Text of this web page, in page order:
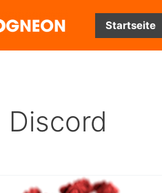
Startseite
Discord